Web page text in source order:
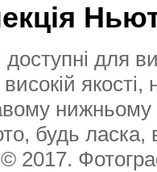
доступні для
нижньому
будь
2017.